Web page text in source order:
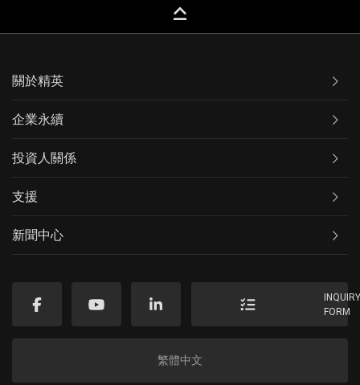
keyboard_capslock
關於精英
企業永續
投資人關係
支援
新聞中心
FORM
繁體中文